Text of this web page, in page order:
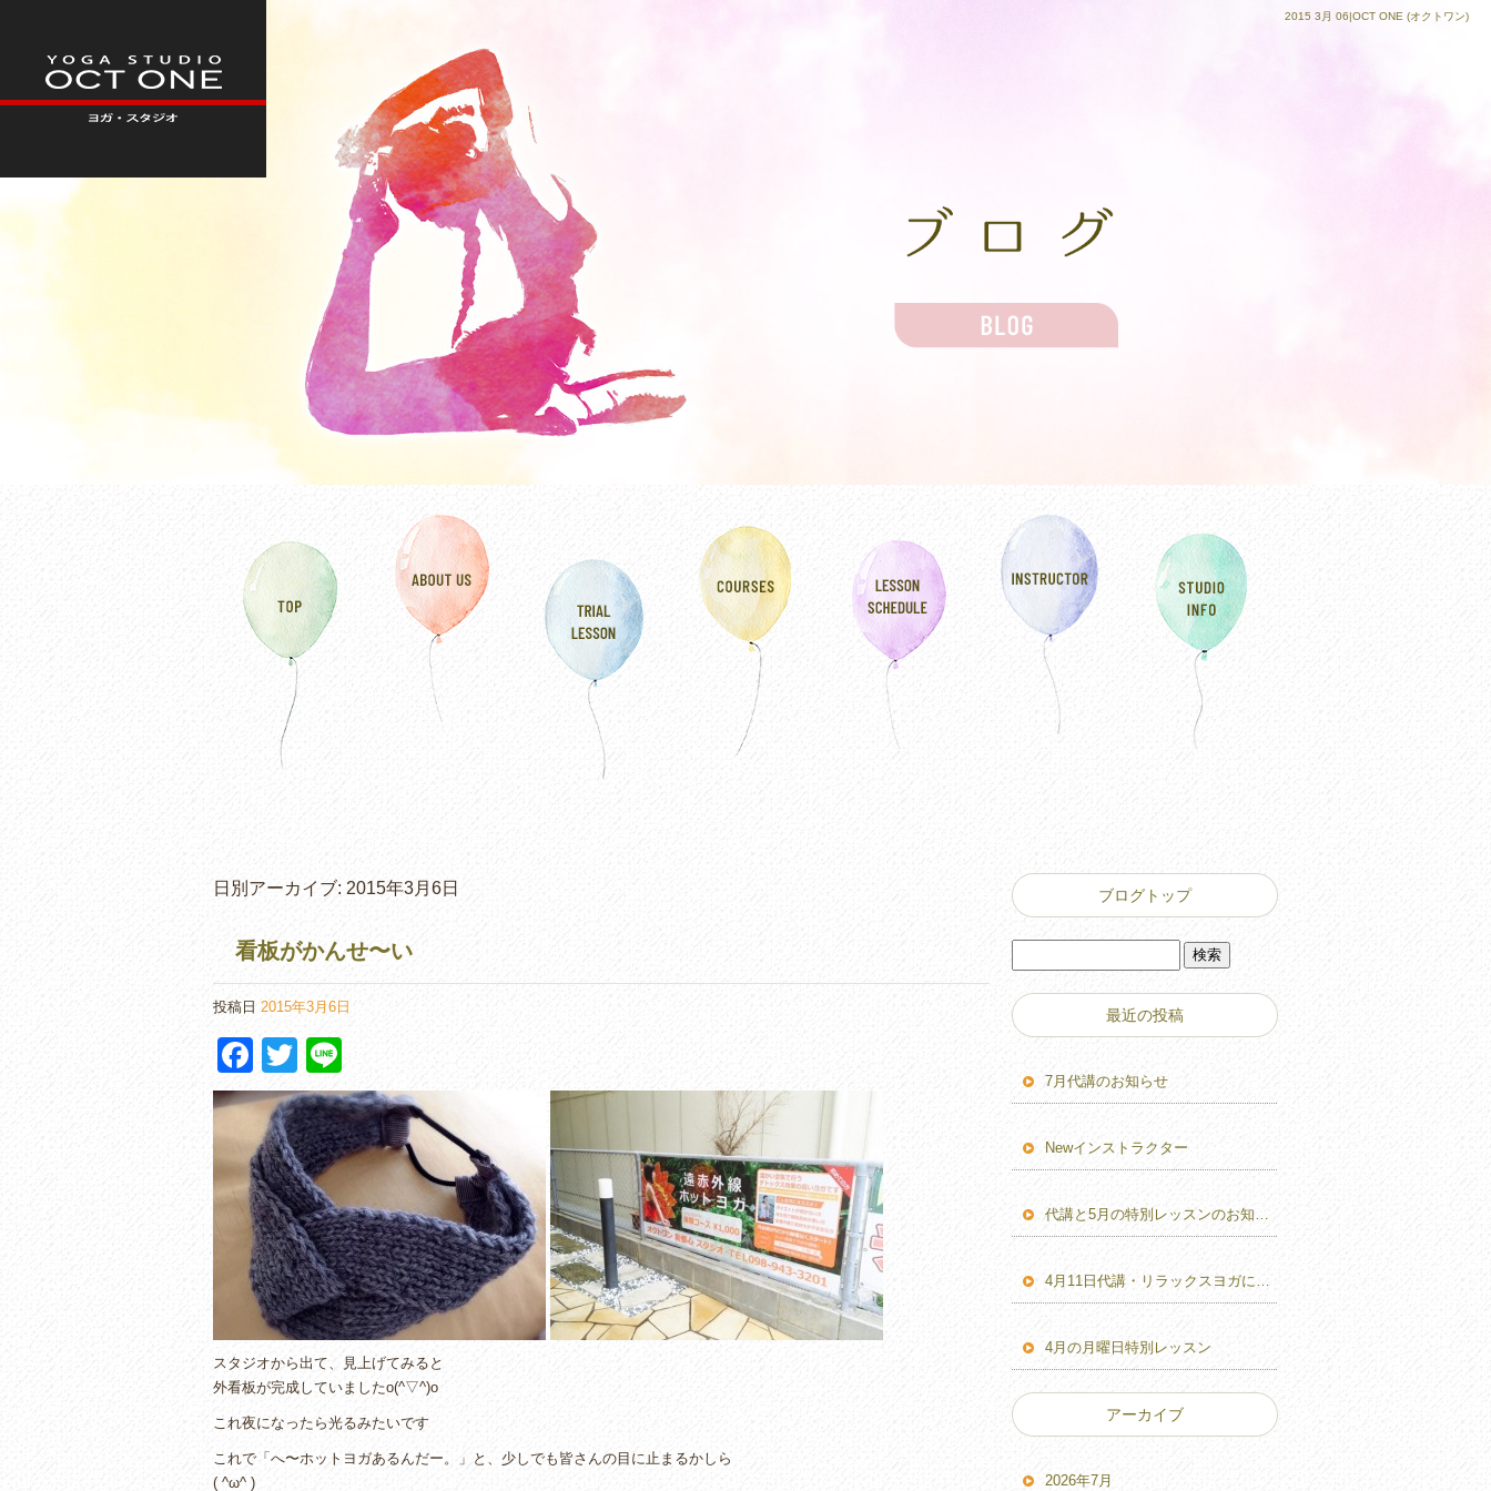
2015 3月 06|OCT ONE (オクトワン)
日別アーカイブ: 2015年3月6日
看板がかんせ〜い
投稿日 2015年3月6日
F
a
c
e
b
o
o
k
T
wi
tt
er
n
e
スタジオから出て、見上げてみると
外看板が完成していましたo(^▽^)o
これ夜になったら光るみたいです
これで「へ〜ホットヨガあるんだー。」と、少しでも皆さんの目に止まるかしら
( ^ω^ )
ブログトップ
最近の投稿
7月代講のお知らせ
Newインストラクター
4月の月曜日特別レッスン
アーカイブ
2026年7月